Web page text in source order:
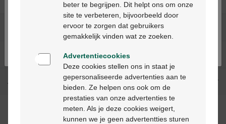
A propos de Multipharma
Aide & contact
Méthodes de paiement
Ga verder in het nederlands
Continuez en français
beter te begrijpen. Dit helpt ons om onze
site te verbeteren, bijvoorbeeld door
ervoor te zorgen dat gebruikers
gemakkelijk vinden wat ze zoeken.
Advertentiecookies
Deze cookies stellen ons in staat je
gepersonaliseerde advertenties aan te
bieden. Ze helpen ons ook om de
prestaties van onze advertenties te
meten. Als je deze cookies weigert,
kunnen we je geen advertentties sturen